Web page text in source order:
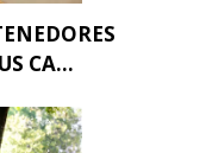
CA...